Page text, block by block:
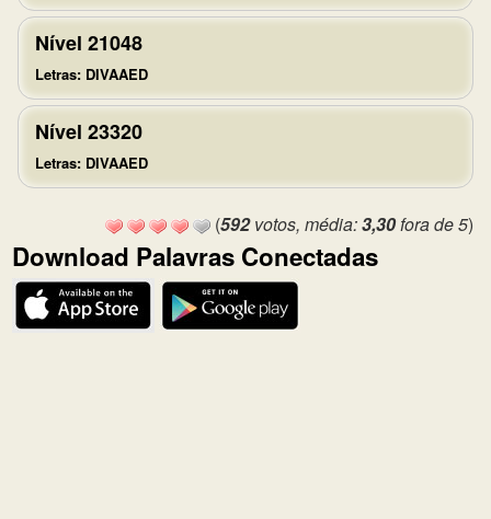
Nível 21048
Letras: DIVAAED
Nível 23320
Letras: DIVAAED
(592votos, média:3,30fora de 5)
Download Palavras Conectadas